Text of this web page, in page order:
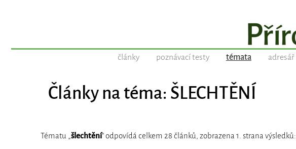
články poznávací testy témata adresář
Články na téma: ŠLECHTĚNÍ
Tématu „ šlechtění“ odpovídá celkem 28 článků, zobrazena 1. strana výsledků: